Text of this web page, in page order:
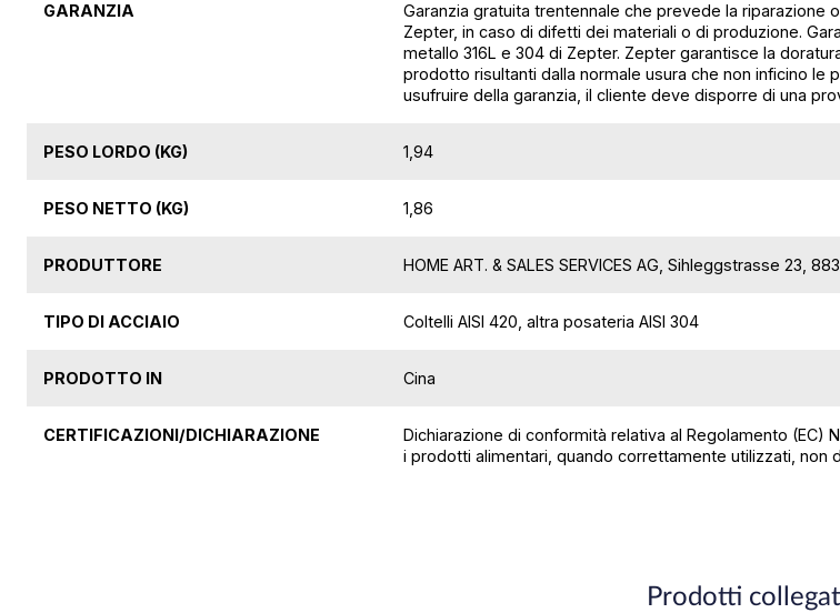
GARANZIA
Garanzia gratuita trentennale che prevede la
Zepter, in caso di difetti dei materiali o di produzione.
metallo 316L e 304 di Zepter. Zepter garantisce la
prodotto risultanti dalla normale usura che non inficino
usufruire della garanzia, il cliente deve disporre di una
PESO LORDO (KG) 1,94
PESO NETTO (KG) 1,86
PRODUTTORE HOME ART. & SALES SERVICES AG, Sihleggstrasse 23,
TIPO DI ACCIAIO Coltelli AISI 420, altra posateria AISI 304
PRODOTTO IN Cina
CERTIFICAZIONI/DICHIARAZIONE
Dichiarazione di conformità relativa al Regolamento
i prodotti alimentari, quando correttamente utilizzati, non
Prodotti